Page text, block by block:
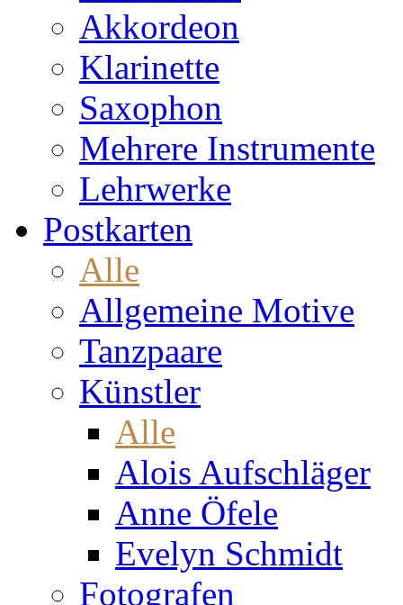
Akkordeon
Klarinette
Saxophon
Mehrere Instrumente
Lehrwerke
Postkarten
Alle
Allgemeine Motive
Tanzpaare
Künstler
Alle
Alois Aufschläger
Anne Öfele
Evelyn Schmidt
Fotografen